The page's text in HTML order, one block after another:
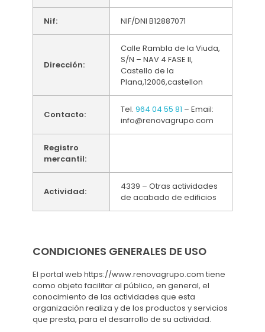
Nif: NIF/DNI B12887071
Dirección:
Calle Rambla de la Viuda,
S/N – NAV 4 FASE II,
Castello de la
Plana,12006,castellon
Contacto: Tel.964 04 55 81 – Email:
info@renovagrupo.com
Registro
mercantil:
Actividad:
4339 – Otras actividades
de acabado de edificios
CONDICIONES GENERALES DE USO
El portal web https://www.renovagrupo.com tiene
como objeto facilitar al público, en general, el
conocimiento de las actividades que esta
organización realiza y de los productos y servicios
que presta, para el desarrollo de su actividad.